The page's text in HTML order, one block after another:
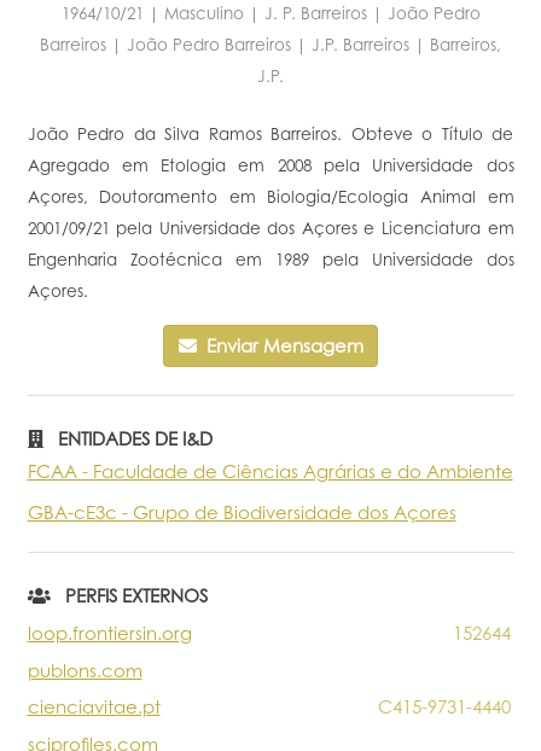
Emprego
Investigação
Portal do Investigador
1964/10/21 | Masculino | J. P. Barreiros | João Pedro
Barreiros | João Pedro Barreiros | J.p. Barreiros | Barreiros,
J.p.
João Pedro da Silva Ramos Barreiros. Obteve o Título de
Agregado em Etologia em 2008 pela Universidade dos
Açores, Doutoramento em Biologia/Ecologia Animal em
2001/09/21 pela Universidade dos Açores e Licenciatura em
Engenharia Zootécnica em 1989 pela Universidade dos
Açores.
Enviar Mensagem
ENTIDADES DE I&D
FCAA - Faculdade de Ciências Agrárias e do Ambiente
GBA-cE3c - Grupo de Biodiversidade dos Açores
PERFIS EXTERNOS
loop.frontiersin.org
152644
publons.com
cienciavitae.pt
C415-9731-4440
sciprofiles.com